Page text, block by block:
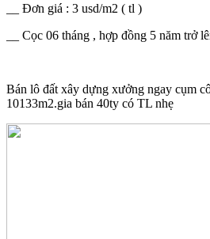
__ Đơn giá : 3 usd/m2 ( tl )
__ Cọc 06 tháng , hợp đồng 5 năm trở
Bán lô đất xây dựng xưởng ngay cụm
10133m2.gia bán 40ty có TL nhẹ